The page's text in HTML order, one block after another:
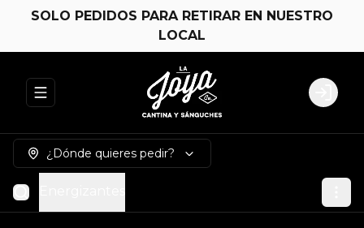
SOLO PEDIDOS PARA RETIRAR EN NUESTRO
LOCAL
Abrir menu de navegación Login
¿Dónde quieres pedir?